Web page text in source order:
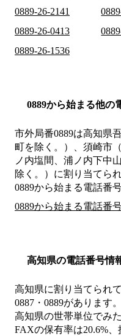
0889-26-2141
0889-26-0413
0889-26-1536
0889から始まる他の
市外局番0889は高知県
町を除く。）、須崎市
ノ内塩間、浦ノ内下中
除く。） に割り当てら
0889から始まる電話番
0889から始まる電話番
高知県の電話番号情
高知県に割り当てられ
0887・0889があります。
高知県の世帯単位でみ
FAXの保有率は20.6%